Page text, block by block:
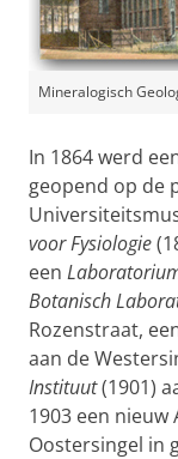
Mineralogisch
In 1864 werd
geopend op de
voor Fysiologie
een
Botanisch
Rozenstraat,
aan de
Instituut(1901)
1903 een nieuw
Oostersingel in